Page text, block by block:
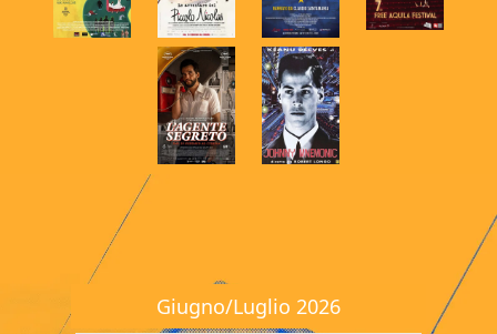
Giugno/Luglio 2026